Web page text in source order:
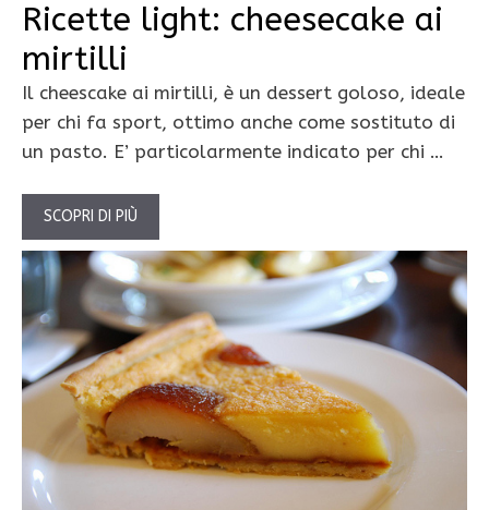
Ricette light: cheesecake ai
mirtilli
Il cheescake ai mirtilli, è un dessert goloso, ideale
per chi fa sport, ottimo anche come sostituto di
un pasto. E’ particolarmente indicato per chi …
SCOPRI DI PIÙ